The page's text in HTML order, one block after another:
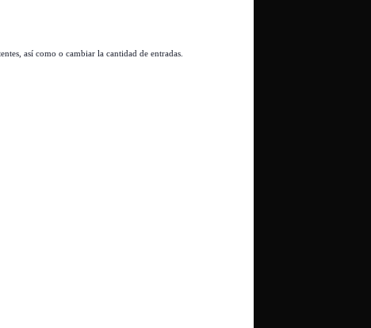
así como o cambiar la cantidad de entradas.